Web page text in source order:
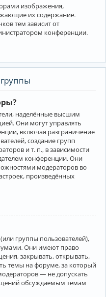
изображения,
их содержание.
тем зависит от
конференции.
наделённые высшим
Они могут управлять
включая разграничение
создание групп
и т. п., в зависимости
конференции. Они
модераторов во
произведённых
группы пользователей),
Они имеют право
закрывать, открывать,
темы на форуме, за который
— не допускать
обсуждаемым темам